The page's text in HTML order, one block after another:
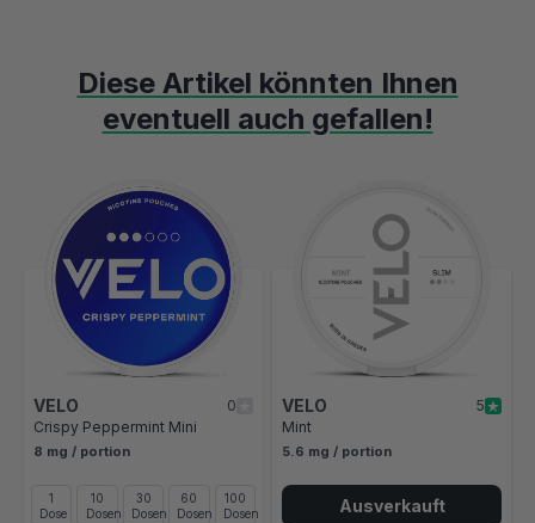
Diese Artikel könnten Ihnen
eventuell auch gefallen!
Mit der Tabulatortaste können Sie durch die Elemente des
Clicken, um das Karussell zu überspringen
Clicken, um zur Karussell-Navigation zu gelangen
VELO
0
Crispy Peppermint Mini
8 mg / portion
1
Dose
10
Dosen
30
Dosen
60
Dosen
100
Dosen
VELO
5
Mint
5.6 mg / portion
Ausverkauft